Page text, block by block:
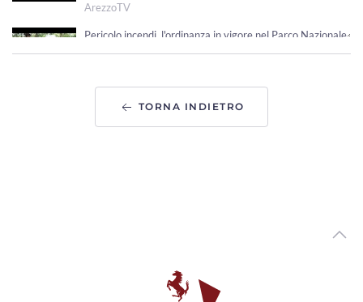
ArezzoTV
Pericolo incendi, l'ordinanza in vigore nel Parco Nazionale
Variante via Tiziano. Piomboni: “non saranno torri.
Progetto di vera riqualificazione urbana”
Sicurezza del Territorio
00:01:55 - Martedì, 04 Agosto 2026
TORNA INDIETRO